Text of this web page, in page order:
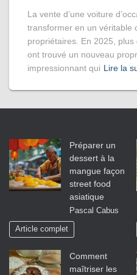
La vente d’une voiture
transformer en un véritable
propriétaires. En 2025,
ont trouvé un nouveau
impressionnant qui Lire la
Préparer un
dessert à la
mangue façon
street food
asiatique
Pascal Cabus
Article complet
Comment
maîtriser les